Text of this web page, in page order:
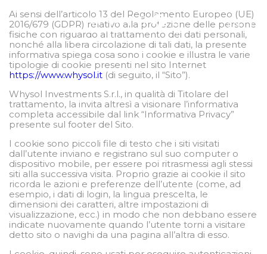
EN IT
Ai sensi dell’articolo 13 del Regolamento Europeo (UE)
2016/679 (GDPR) relativo alla protezione delle persone
fisiche con riguardo al trattamento dei dati personali,
nonché alla libera circolazione di tali dati, la presente
informativa spiega cosa sono i cookie e illustra le varie
tipologie di cookie presenti nel sito Internet
https://www.whysol.it (di seguito, il “Sito”).
Whysol Investments S.r.l., in qualità di Titolare del
trattamento, la invita altresì a visionare l’informativa
completa accessibile dal link “Informativa Privacy”
presente sul footer del Sito.
I cookie sono piccoli file di testo che i siti visitati
dall’utente inviano e registrano sul suo computer o
dispositivo mobile, per essere poi ritrasmessi agli stessi
siti alla successiva visita. Proprio grazie ai cookie il sito
ricorda le azioni e preferenze dell’utente (come, ad
esempio, i dati di login, la lingua prescelta, le
dimensioni dei caratteri, altre impostazioni di
visualizzazione, ecc.) in modo che non debbano essere
indicate nuovamente quando l’utente torni a visitare
detto sito o navighi da una pagina all’altra di esso.